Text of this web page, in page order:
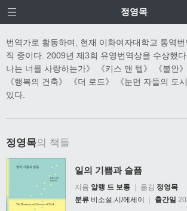
정영목
번역가로 활동하며, 현재 이화여자대학교 통역
직 중이다. 2009년 제3회 유영번역상을 수상했
나는 너를 사랑하는가》 《키스 앤 텔》 《불안
《행복의 건축》 《더 로드》 《눈먼 자들의 도
있다.
정영목의 책들
일의 기쁨과 슬픔
지음 알랭 드 보통 옮김 정영목
분류 비소설 ,시/에세이 출간일